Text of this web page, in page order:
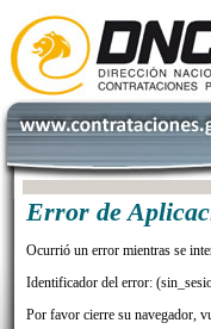
Error de
Ocurrió un error mientras se
Identificador del error:
Por favor cierre su navegador,